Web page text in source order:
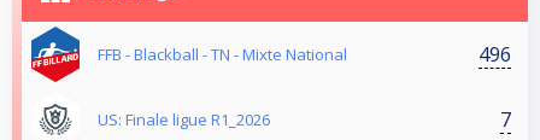
FFB - Blackball - TN - Mixte National 496
US: Finale ligue R1_2026 7